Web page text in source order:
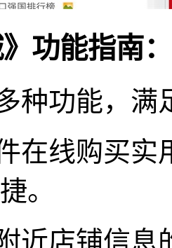
功能指南：
种功能，满
在线购买实
。
近店铺信